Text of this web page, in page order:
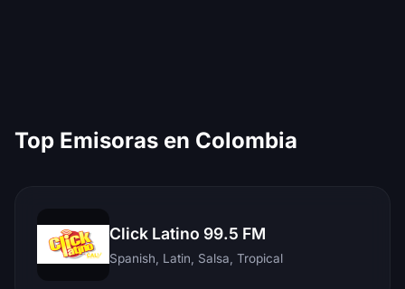
Top Emisoras en Colombia
Click Latino 99.5 FM
Spanish, Latin, Salsa, Tropical